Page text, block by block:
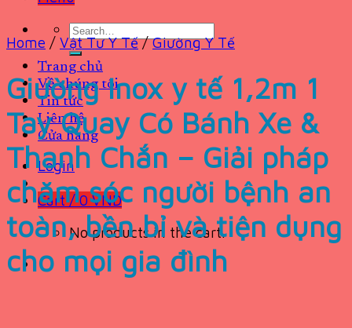
Search
for:
Trang chủ
Về chúng tôi
Tin tức
Liên hệ
Cửa hàng
Login
Cart /0VND
No products in the cart.
Home / Vật Tư Y Tế / Giường Y Tế
Giường Inox y tế 1,2m 1
Tay Quay Có Bánh Xe &
Thanh Chắn – Giải pháp
chăm sóc người bệnh an
toàn, bền bỉ và tiện dụng
cho mọi gia đình